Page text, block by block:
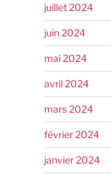
juillet 2024
juin 2024
mai 2024
avril 2024
mars 2024
février 2024
janvier 2024